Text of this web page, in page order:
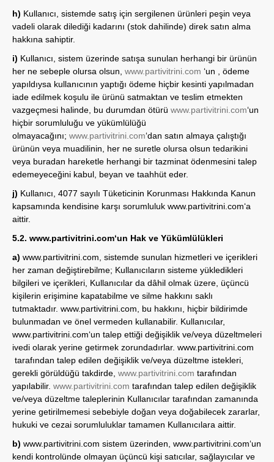
h) Kullanıcı, sistemde satış için sergilenen ürünleri peşin veya
vadeli olarak dilediği kadarını (stok dahilinde) direk satın alma
hakkına sahiptir.
i) Kullanıcı, sistem üzerinde satışa sunulan herhangi bir ürünün
her ne sebeple olursa olsun, www.partivitrini.com ‘un , ödeme
yapıldıysa kullanıcının yaptığı ödeme hiçbir kesinti yapılmadan
iade edilmek koşulu ile ürünü satmaktan ve teslim etmekten
vazgeçmesi halinde, bu durumdan ötürü www.partivitrini.com‘un
hiçbir sorumluluğu ve yükümlülüğü
olmayacağını; www.partivitrini.com‘dan satın almaya çalıştığı
ürünün veya muadilinin, her ne suretle olursa olsun tedarikini
veya buradan hareketle herhangi bir tazminat ödenmesini talep
edemeyeceğini kabul, beyan ve taahhüt eder.
j) Kullanıcı, 4077 sayılı Tüketicinin Korunması Hakkında Kanun
kapsamında kendisine karşı sorumluluk www.partivitrini.com‘a
aittir.
5.2. www.partivitrini.com‘un Hak ve Yükümlülükleri
a) www.partivitrini.com , sistemde sunulan hizmetleri ve içerikleri
her zaman değiştirebilme; Kullanıcıların sisteme yükledikleri
bilgileri ve içerikleri, Kullanıcılar da dâhil olmak üzere, üçüncü
kişilerin erişimine kapatabilme ve silme hakkını saklı
tutmaktadır. www.partivitrini.com , bu hakkını, hiçbir bildirimde
bulunmadan ve önel vermeden kullanabilir. Kullanıcılar,
www.partivitrini.com‘un talep ettiği değişiklik ve/veya düzeltmeleri
ivedi olarak yerine getirmek zorundadırlar. www.partivitrini.com
tarafından talep edilen değişiklik ve/veya düzeltme istekleri,
gerekli görüldüğü takdirde, www.partivitrini.com tarafından
yapılabilir. www.partivitrini.com tarafından talep edilen değişiklik
ve/veya düzeltme taleplerinin Kullanıcılar tarafından zamanında
yerine getirilmemesi sebebiyle doğan veya doğabilecek zararlar,
hukuki ve cezai sorumluluklar tamamen Kullanıcılara aittir.
b) www.partivitrini.com sistem üzerinden, www.partivitrini.com‘un
kendi kontrolünde olmayan üçüncü kişi satıcılar, sağlayıcılar ve